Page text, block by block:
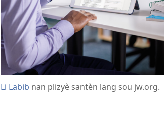
Li Labib nan plizyè santèn lang sou jw.org.